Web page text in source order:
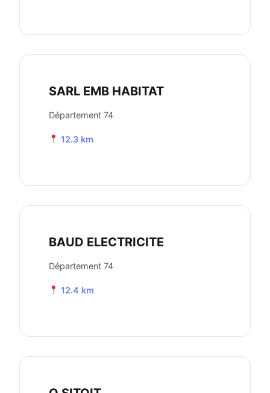
SARL EMB HABITAT
Département 74
12.3 km
BAUD ELECTRICITE
Département 74
12.4 km